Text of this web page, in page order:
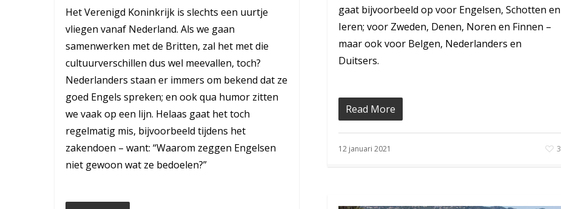
gaat bijvoorbeeld op voor Engelsen, Schotten en
Ieren; voor Zweden, Denen, Noren en Finnen –
maar ook voor Belgen, Nederlanders en
Duitsers.
Read More
12 januari 2021 3
Het Verenigd Koninkrijk is slechts een uurtje
vliegen vanaf Nederland. Als we gaan
samenwerken met de Britten, zal het met die
cultuurverschillen dus wel meevallen, toch?
Nederlanders staan er immers om bekend dat ze
goed Engels spreken; en ook qua humor zitten
we vaak op een lijn. Helaas gaat het toch
regelmatig mis, bijvoorbeeld tijdens het
zakendoen – want: “Waarom zeggen Engelsen
niet gewoon wat ze bedoelen?”